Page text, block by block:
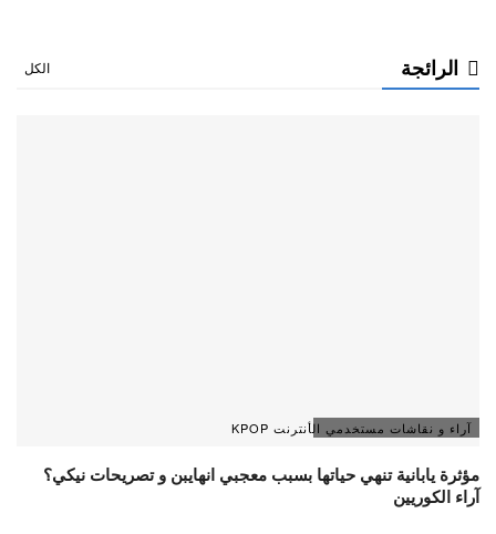
الرائجة الكل
آراء و نقاشات مستخدمي الأنترنت KPOP
مؤثرة يابانية تنهي حياتها بسبب معجبي انهايبن و تصريحات نيكي؟
آراء الكوريين